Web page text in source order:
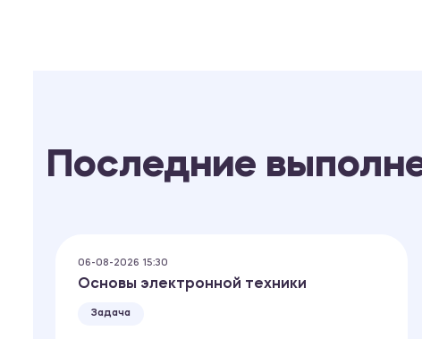
Последние
06-08-2026 15:30
Основы электронной техники
Задача